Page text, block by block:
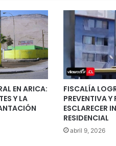
EN ARICA:
Y LA
FISCALÍA
PREVENTIVA
ESCLARECER
RESIDENCIAL
abril 9, 2026